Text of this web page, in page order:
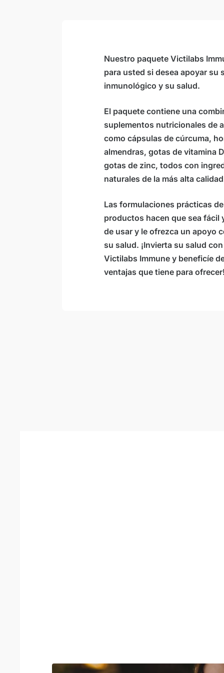
Mantenga fría, seca y protegida con
Para cantidades más grandes, le
en la siguiente dirección de correo
para contactar.
Nuestro paquete Victilabs
para usted si desea apoyar su
inmunológico y su salud.
El paquete contiene una
suplementos nutricionales de
como cápsulas de cúrcuma,
almendras, gotas de vitamina
gotas de zinc, todos con
naturales de la más alta
Las formulaciones prácticas
productos hacen que sea fácil
de usar y le ofrezca un apoyo
su salud. ¡Invierta su salud
Victilabs Immune y beneficíe
ventajas que tiene para ofrecer!